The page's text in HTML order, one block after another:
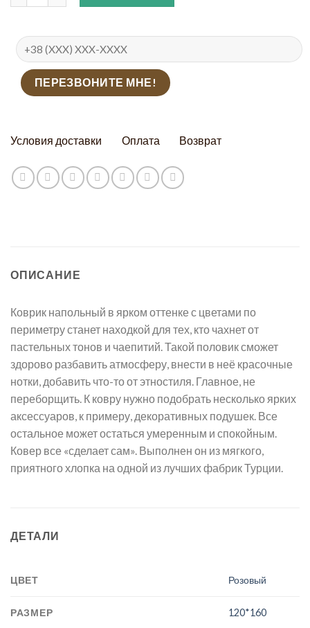
Условия доставки Оплата Возврат
ОПИСАНИЕ
Коврик напольный в ярком оттенке с цветами по
периметру станет находкой для тех, кто чахнет от
пастельных тонов и чаепитий. Такой половик сможет
здорово разбавить атмосферу, внести в неё красочные
нотки, добавить что-то от этностиля. Главное, не
переборщить. К ковру нужно подобрать несколько ярких
аксессуаров, к примеру, декоративных подушек. Все
остальное может остаться умеренным и спокойным.
Ковер все «сделает сам». Выполнен он из мягкого,
приятного хлопка на одной из лучших фабрик Турции.
ДЕТАЛИ
ЦВЕТ Розовый
РАЗМЕР 120*160